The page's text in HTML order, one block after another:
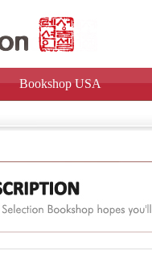
Bookshop USA